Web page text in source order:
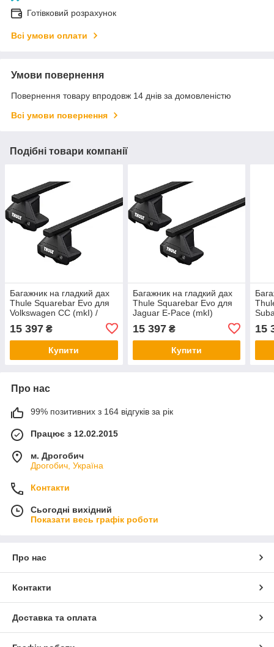
Готівковий розрахунок
Всі умови оплати
Умови повернення
Повернення товару впродовж 14 днів за домовленістю
Всі умови повернення
Подібні товари компанії
Багажник на гладкий дах
Thule Squarebar Evo для
Volkswagen CC (mkI) /
2017 (TH 7124-7105-5086)
15 397 ₴
Купити
Багажник на гладкий дах
Thule Squarebar Evo для
Jaguar E-Pace (mkI)
5159)
15 397₴
Купити
15
Про нас
99% позитивних з 164 відгуків за рік
Працює з 12.02.2015
м. Дрогобич
Дрогобич, Україна
Контакти
Сьогодні вихідний
Показати весь графік роботи
Про нас
Контакти
Доставка та оплата